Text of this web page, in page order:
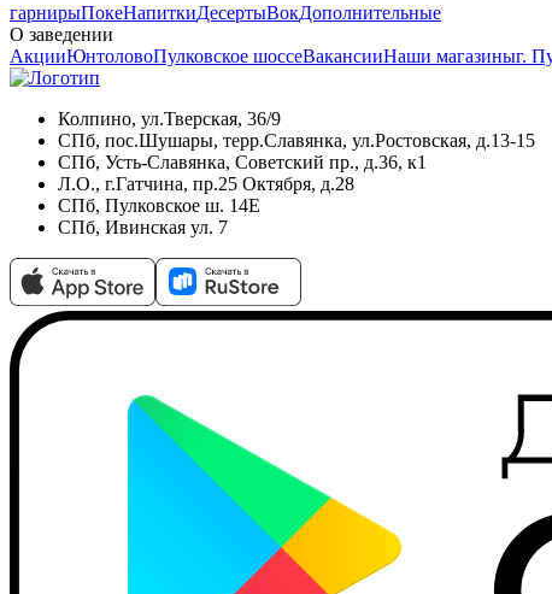
гарнирыПокеНапиткиДесертыВокДополнительные
О заведении
АкцииЮнтоловоПулковское шоссеВакансииНаши магазиныг.
Колпино, ул.Тверская, 36/9
СПб, пос.Шушары, терр.Славянка, ул.Ростовская, д.13-15
СПб, Усть-Славянка, Советский пр., д.36, к1
Л.О., г.Гатчина, пр.25 Октября, д.28
СПб, Пулковское ш. 14Е
СПб, Ивинская ул. 7